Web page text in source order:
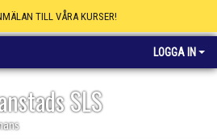
TILL VÅRA KURSER!
LOGGA IN
SLS